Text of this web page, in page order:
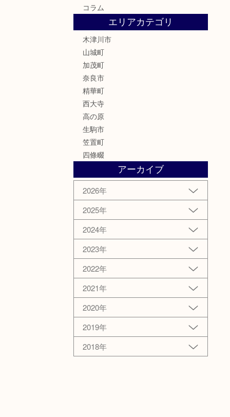
コラム
エリアカテゴリ
木津川市
山城町
加茂町
奈良市
精華町
西大寺
高の原
生駒市
笠置町
四條畷
アーカイブ
2026年
2025年
2024年
2023年
2022年
2021年
2020年
2019年
2018年